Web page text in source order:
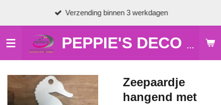
de
hoofdinhoud
PEPPIE'S DECO & HOBBY
Verzending binnen 3 werkdagen
Zeepaardje
hangend met